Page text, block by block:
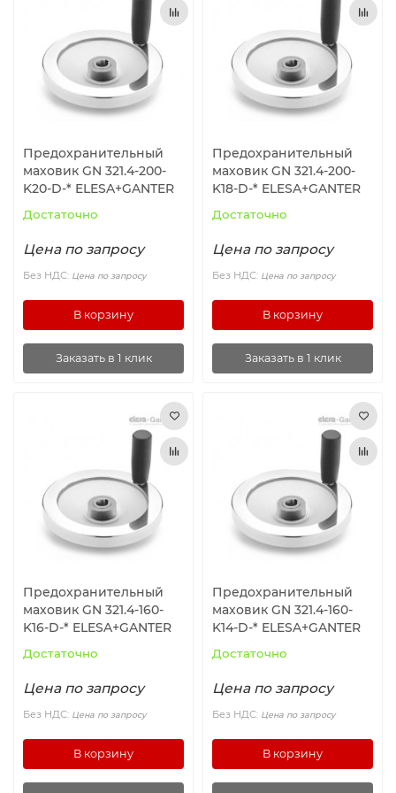
Ролики и колёса
Магниты удерживающие
Конвейерные компоненты
Компоненты линейного движения
Вакуумные компоненты
Предохранительный
маховик GN 321.4-200-
K20-D-* ELESA+GANTER
Достаточно
Цена по запросу
Без НДС: Цена по запросу
В корзину
Заказать в 1 клик
Предохранительный
маховик GN 321.4-200-
K18-D-* ELESA+GANTER
Достаточно
Цена по запросу
Без НДС: Цена по запросу
В корзину
Заказать в 1 клик
Предохранительный
маховик GN 321.4-160-
K16-D-* ELESA+GANTER
Достаточно
Цена по запросу
Без НДС: Цена по запросу
В корзину
Предохранительный
маховик GN 321.4-160-
K14-D-* ELESA+GANTER
Достаточно
Цена по запросу
Без НДС: Цена по запросу
В корзину